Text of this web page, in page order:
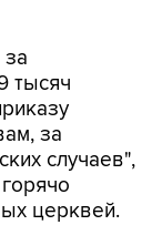
тысяч
за
случаев",
церквей.